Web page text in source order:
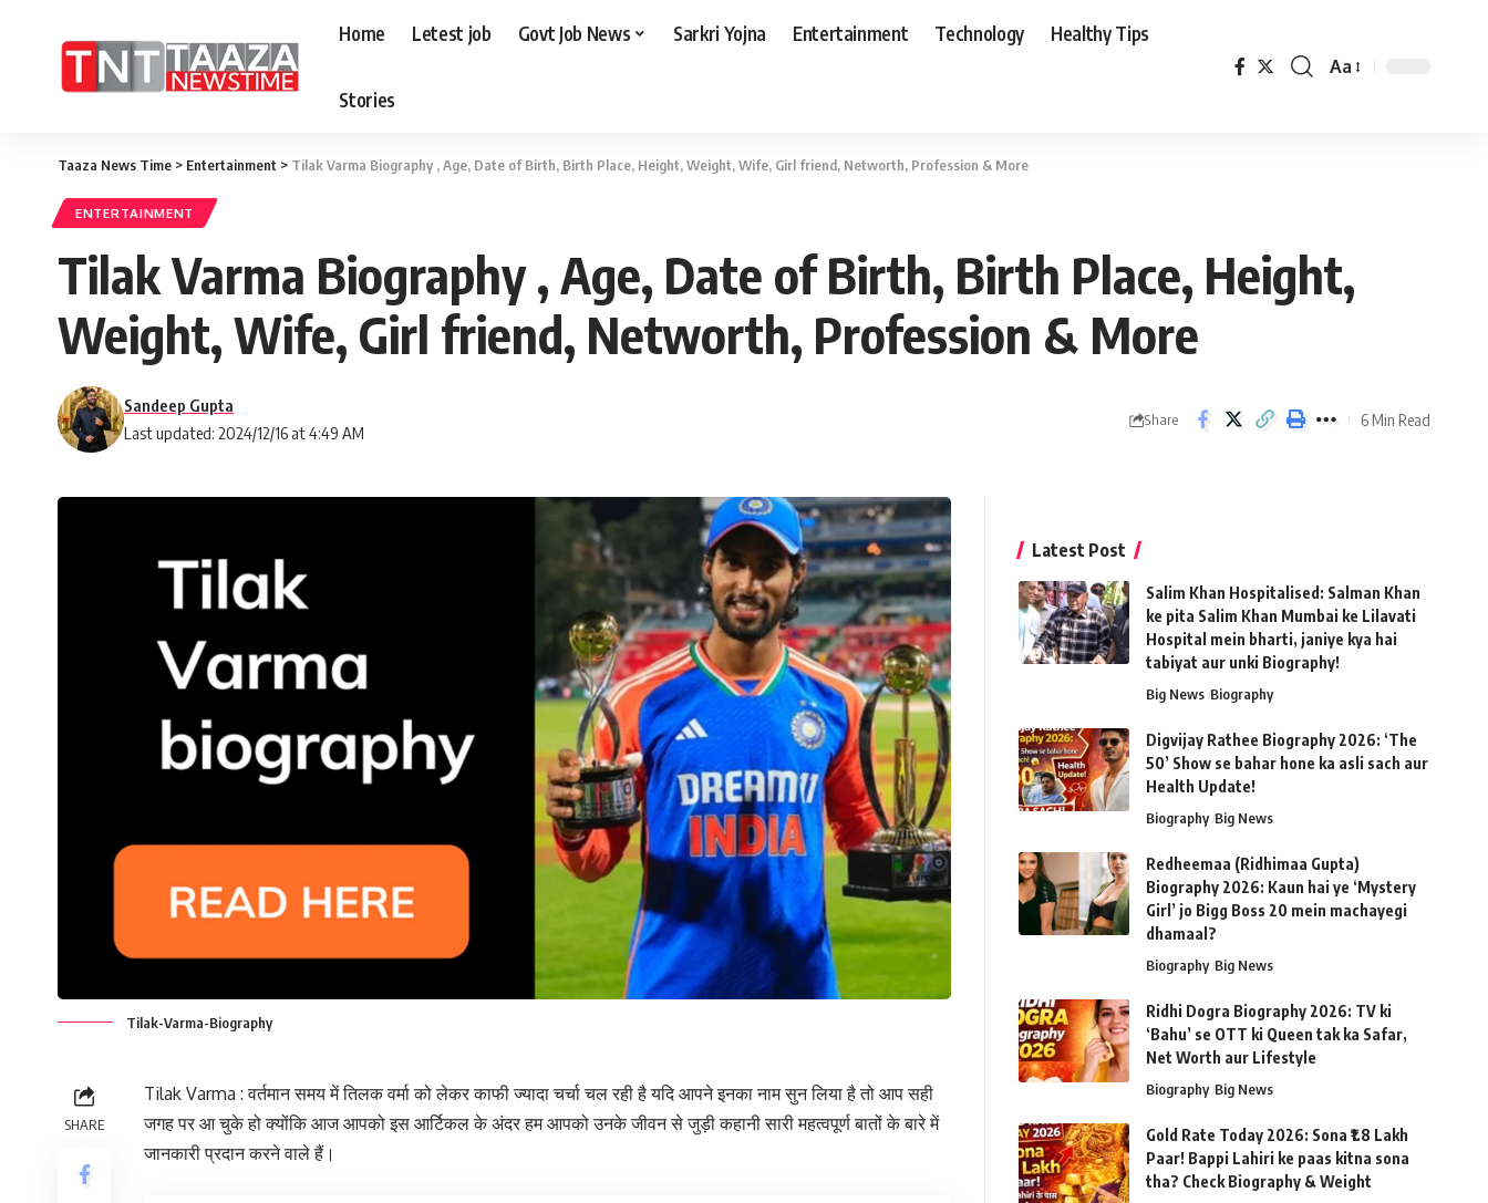
Home Letest job Govt Job News Sarkri Yojna Entertainment Technology Healthy Tips
Stories
Font
Aa
Taaza News Time > Entertainment > Tilak Varma Biography , Age, Date of Birth, Birth Place, Height, Weight, Wife, Girl friend, Networth, Profession & More
ENTERTAINMENT
Tilak Varma Biography , Age, Date of Birth, Birth Place, Height,
Weight, Wife, Girl friend, Networth, Profession & More
Last updated: 2024/12/16 at 4:49 AM
Sandeep Gupta
Share 6 Min Read
Tilak-Varma-Biography
SHARE
Tilak Varma : वर्तमान समय में तिलक वर्मा को लेकर काफी ज्यादा चर्चा चल रही है यदि आपने इनका नाम सुन लिया है तो आप सही
जगह पर आ चुके हो क्योंकि आज आपको इस आर्टिकल के अंदर हम आपको उनके जीवन से जुड़ी कहानी सारी महत्वपूर्ण बातों के बारे में
जानकारी प्रदान करने वाले हैं।
Latest Post
Salim Khan Hospitalised: Salman Khan
ke pita Salim Khan Mumbai ke Lilavati
Hospital mein bharti, janiye kya hai
tabiyat aur unki Biography!
Big News Biography
Digvijay Rathee Biography 2026: ‘The
50’ Show se bahar hone ka asli sach aur
Health Update!
Biography Big News
Redheemaa (Ridhimaa Gupta)
Biography 2026: Kaun hai ye ‘Mystery
Girl’ jo Bigg Boss 20 mein machayegi
dhamaal?
Biography Big News
Ridhi Dogra Biography 2026: TV ki
‘Bahu’ se OTT ki Queen tak ka Safar,
Net Worth aur Lifestyle
Biography Big News
Gold Rate Today 2026: Sona ₹1.8 Lakh
Paar! Bappi Lahiri ke paas kitna sona
tha? Check Biography & Weight